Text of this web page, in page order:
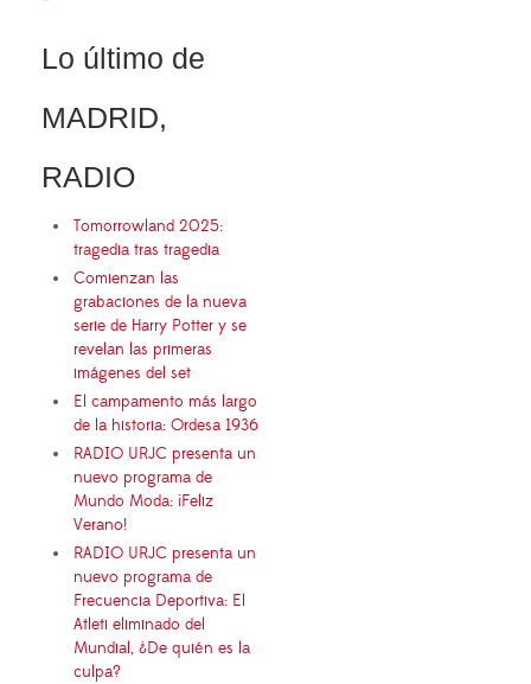
Lo último de
MADRID,
RADIO
Tomorrowland 2025:
tragedia tras tragedia
Comienzan las
grabaciones de la nueva
serie de Harry Potter y se
revelan las primeras
imágenes del set
El campamento más largo
de la historia: Ordesa 1936
RADIO URJC presenta un
nuevo programa de
Mundo Moda: ¡Feliz
Verano!
RADIO URJC presenta un
nuevo programa de
Frecuencia Deportiva: El
Atleti eliminado del
Mundial, ¿De quién es la
culpa?